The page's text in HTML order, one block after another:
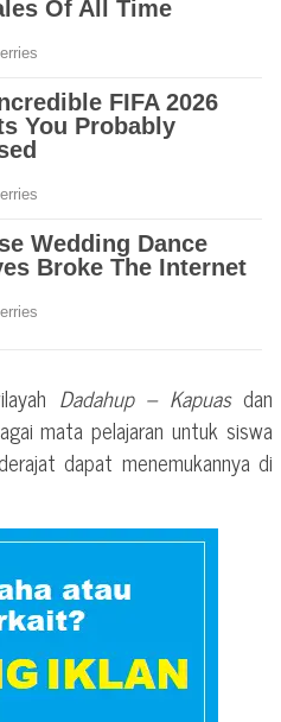
Dadahup – Kapuasdan
mata pelajaran untuk siswa
dapat menemukannya di